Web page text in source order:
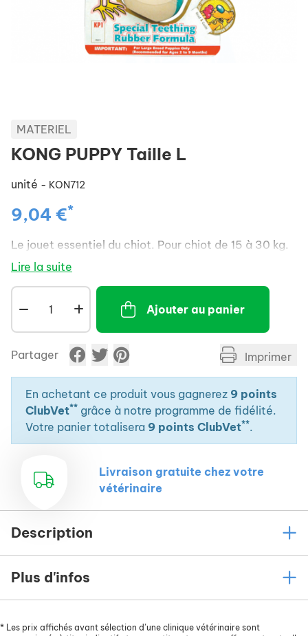
MATERIEL
KONG PUPPY Taille L
unité - KON712
9,04 €*
Le jouet essentiel du chiot. Pour chiot de 15 à 30 kg.
Lire la suite
Ajouter au panier
Partager Imprimer
En achetant ce produit vous gagnerez 9 points
ClubVet** grâce à notre programme de fidélité.
Votre panier totalisera 9 points ClubVet**.
Livraison gratuite chez votre
vétérinaire
Description
Plus d'infos
* Les prix affichés avant sélection d’une clinique vétérinaire sont